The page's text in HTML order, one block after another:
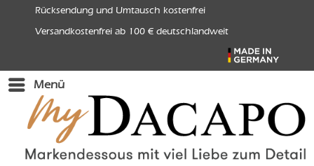
Rücksendung und Umtausch kostenfrei
Versandkostenfrei ab 100 € deutschlandweit
Menü